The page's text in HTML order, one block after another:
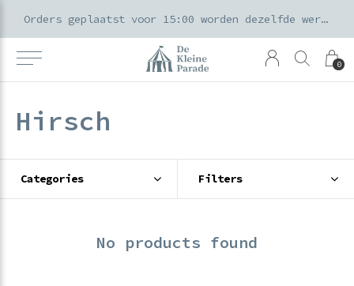
0
Orders geplaatst voor 15:00 worden dezelfde werkdag verzonden
Hirsch
Categories Filters
No products found